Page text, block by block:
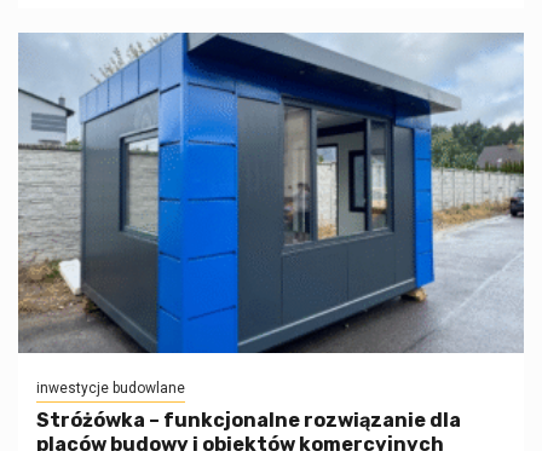
inwestycje budowlane
Stróżówka – funkcjonalne rozwiązanie dla
placów budowy i obiektów komercyjnych